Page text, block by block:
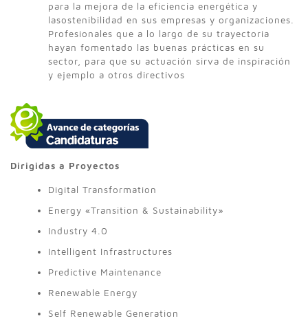
para la mejora de la eficiencia energética y
lasostenibilidad en sus empresas y organizaciones.
Profesionales que a lo largo de su trayectoria
hayan fomentado las buenas prácticas en su
sector, para que su actuación sirva de inspiración
y ejemplo a otros directivos
Dirigidas a Proyectos
Digital Transformation
Energy «Transition & Sustainability»
Industry 4.0
Intelligent Infrastructures
Predictive Maintenance
Renewable Energy
Self Renewable Generation